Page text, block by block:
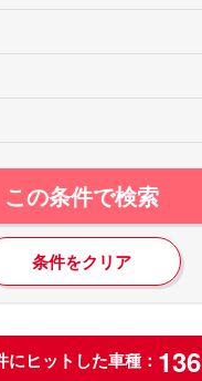
この条件で検索
条件をクリア
にヒットした車種： 136